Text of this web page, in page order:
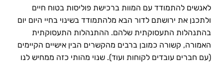
לאנשים להתמודד עם המוות ברכישת פוליסות בטוח חיים
ולתכנן את ירושתם לדור הבא מלהתמודד בשינוי בחיי היום יום
בהתנהלות התעסוקתית שלהם. ההתנהלות התעסוקתית
האמורה, קשורה כמובן ברבים מהקשרים הבין אישיים הקיימים
(עם חברים עובדים לקוחות ועוד). שנוי מהותי כזה ממחיש לנו